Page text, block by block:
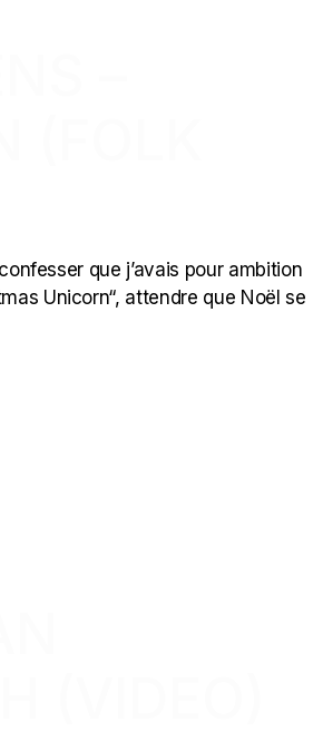
que j’avais pour ambition
Unicorn“, attendre que Noël se